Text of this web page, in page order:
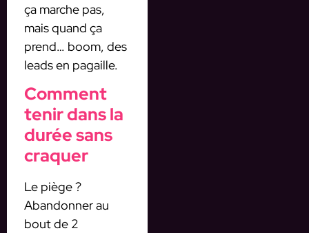
ça marche pas,
mais quand ça
prend… boom, des
leads en pagaille.
Comment
tenir dans la
durée sans
craquer
Le piège ?
Abandonner au
bout de 2